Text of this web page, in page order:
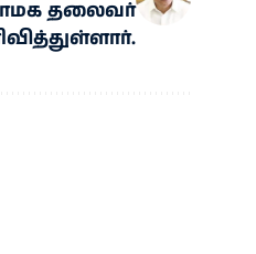
தலைவர்